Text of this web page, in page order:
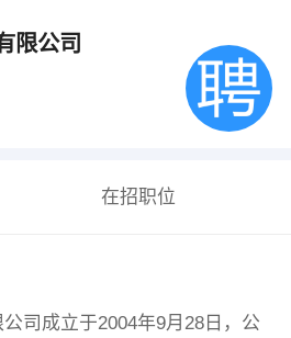
限公司
在招职位
司成立于2004年9月28日，公